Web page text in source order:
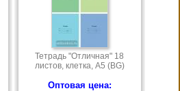
Тетрадь "Отличная" 18
листов, клетка, А5 (BG)
Оптовая цена: